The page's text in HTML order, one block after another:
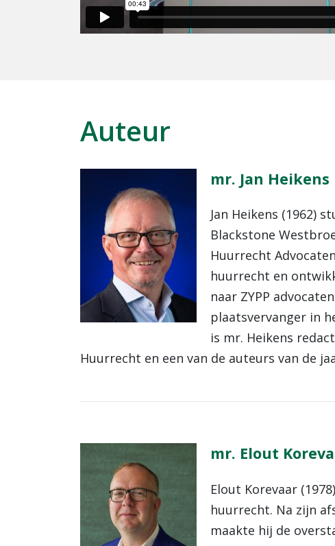
Auteur
mr. Jan Heikens
Jan Heikens (1962)
Blackstone
Huurrecht
huurrecht en
naar ZYPP
plaatsvervanger in
is mr. Heikens
Huurrecht en een van de auteurs van de
mr. Elout
Elout Korevaar
huurrecht. Na zijn
maakte hij de